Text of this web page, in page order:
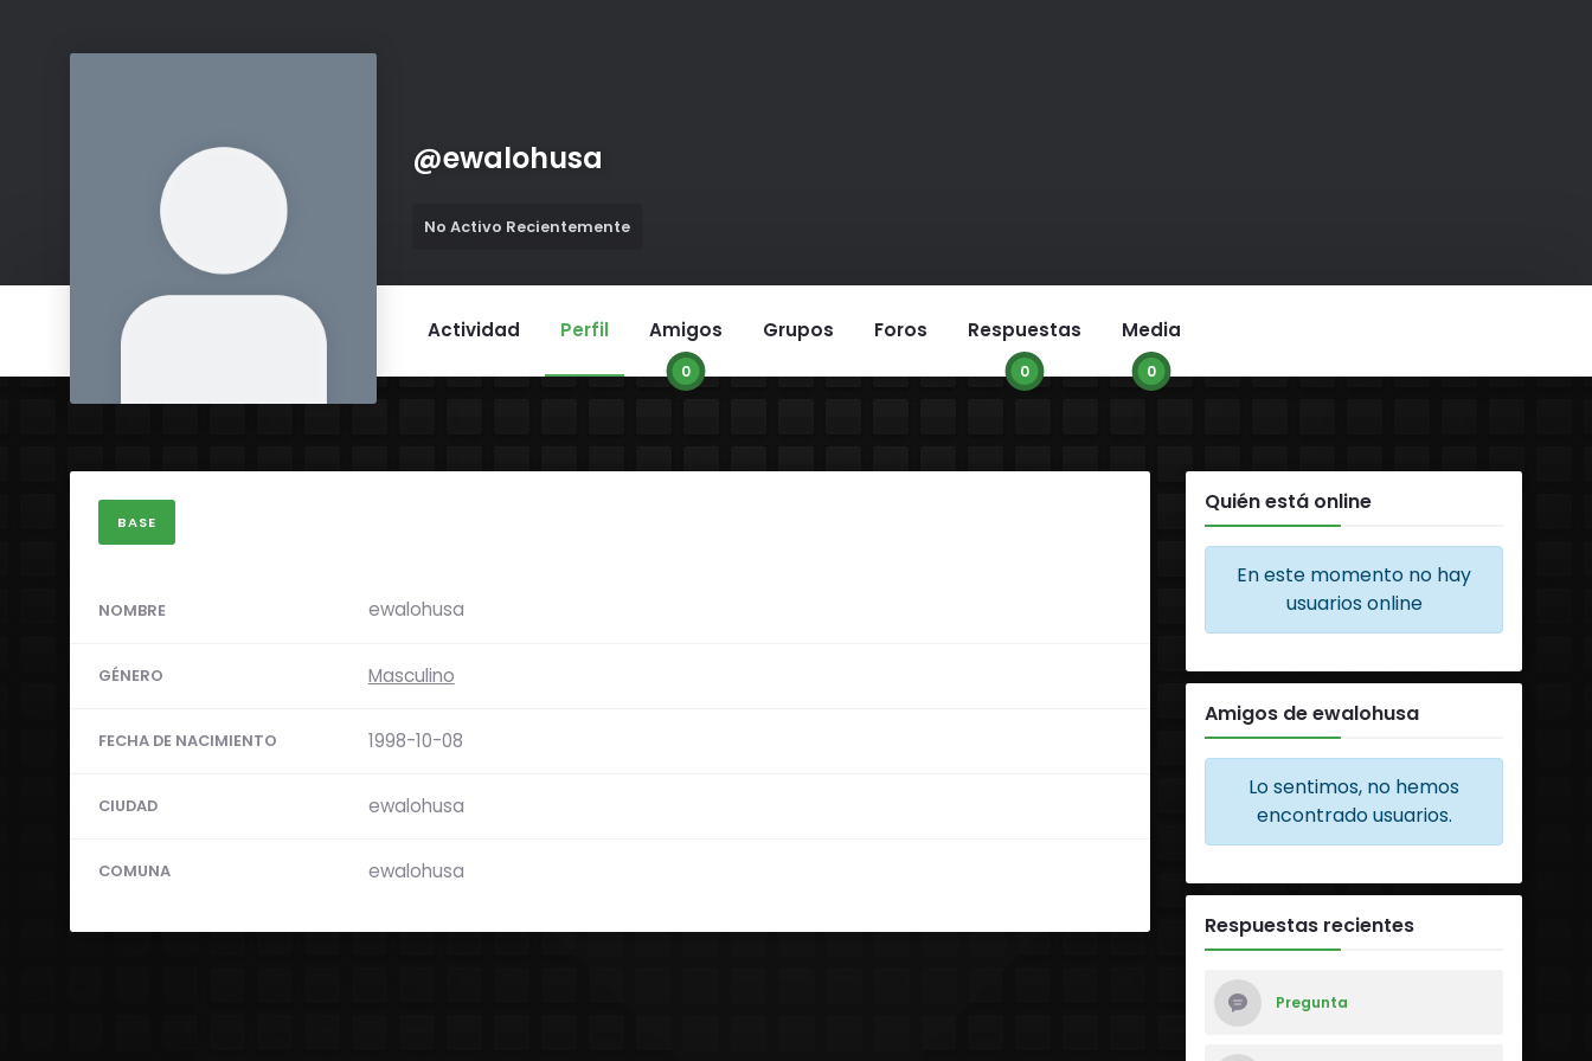
@ewalohusa
No Activo Recientemente
Actividad Perfil Amigos
0
Grupos Foros Respuestas
0
Media
0
BASE
NOMBRE ewalohusa
GÉNERO Masculino
FECHA DE NACIMIENTO 1998-10-08
CIUDAD ewalohusa
COMUNA ewalohusa
Quién está online
En este momento no hay
usuarios online
Amigos de ewalohusa
Lo sentimos, no hemos
encontrado usuarios.
Respuestas recientes
Pregunta